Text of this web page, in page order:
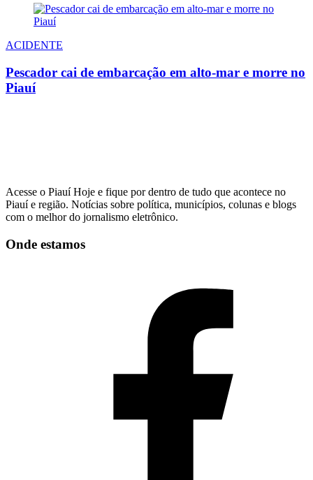
ACIDENTE
Pescador cai de embarcação em alto-mar e morre no
Piauí
Acesse o Piauí Hoje e fique por dentro de tudo que acontece no
Piauí e região. Notícias sobre política, municípios, colunas e blogs
com o melhor do jornalismo eletrônico.
Onde estamos